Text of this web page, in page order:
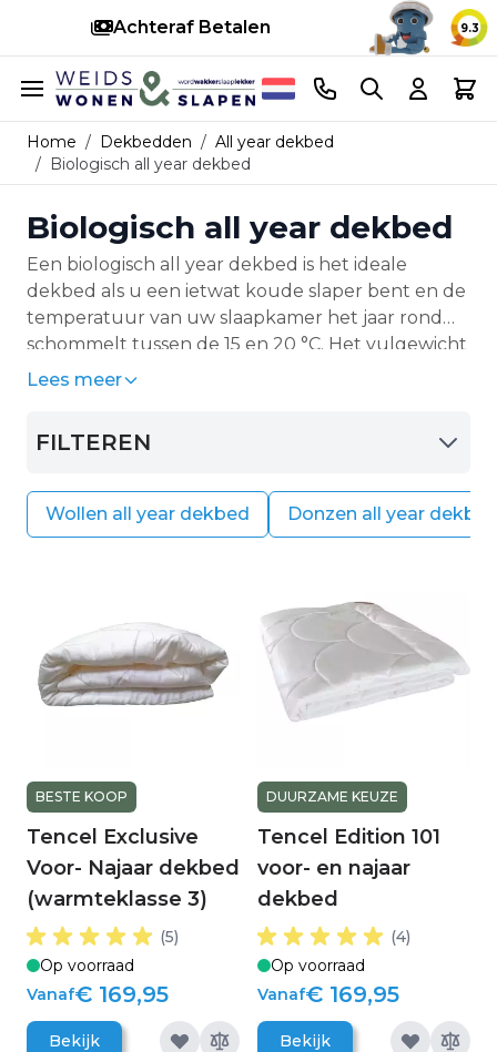
Achteraf Betalen 9.3
Ga naar de inhoud
Telefoonnummer
Search Cart
Home / Dekbedden / All year dekbed
/ Biologisch all year dekbed
Biologisch all year dekbed
Een biologisch all year dekbed is het ideale
dekbed als u een ietwat koude slaper bent en de
temperatuur van uw slaapkamer het jaar rond
schommelt tussen de 15 en 20 °C. Het vulgewicht
van een biologisch
temperatuur op de slaapkamers veel beter
Lees meer
FILTEREN
Wollen all year dekbed Donzen all year
BESTE KOOP
Tencel Exclusive
Voor- Najaar dekbed
(warmteklasse 3)
(5)
Op voorraad
Vanaf€ 169,95
Bekijk
DUURZAME KEUZE
Tencel Edition 101
voor- en najaar
dekbed
(4)
Op voorraad
Vanaf€ 169,95
Bekijk